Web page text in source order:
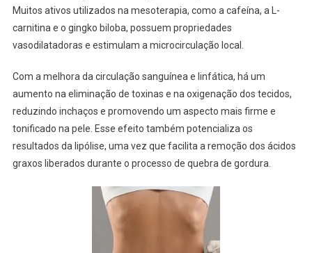
Muitos ativos utilizados na mesoterapia, como a cafeína, a L-
carnitina e o gingko biloba, possuem propriedades
vasodilatadoras e estimulam a microcirculação local.
Com a melhora da circulação sanguínea e linfática, há um
aumento na eliminação de toxinas e na oxigenação dos tecidos,
reduzindo inchaços e promovendo um aspecto mais firme e
tonificado na pele. Esse efeito também potencializa os
resultados da lipólise, uma vez que facilita a remoção dos ácidos
graxos liberados durante o processo de quebra de gordura.